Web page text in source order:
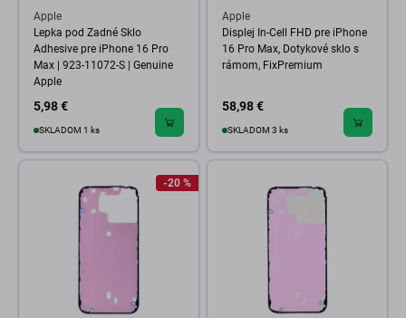
Apple
Lepka pod Zadné Sklo
Adhesive pre iPhone 16 Pro
Max | 923-11072-S | Genuine
Apple
5,98 €
SKLADOM 1 ks
Apple
Displej In-Cell FHD pre iPhone
16 Pro Max, Dotykové sklo s
rámom, FixPremium
58,98 €
SKLADOM 3 ks
-20 %